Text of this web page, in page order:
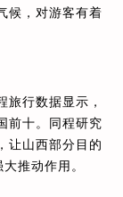
候，对游客有着
行数据显示，
前十。同程研究
让山西部分目的
推动作用。